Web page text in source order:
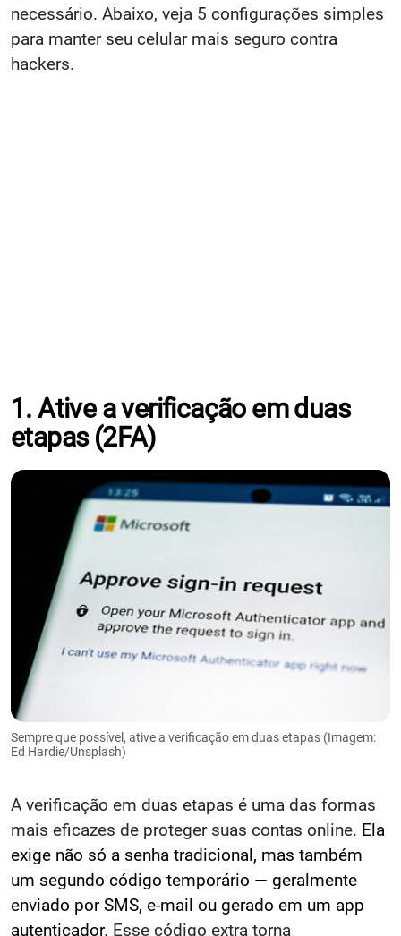
necessário. Abaixo, veja 5 configurações simples
para manter seu celular mais seguro contra
hackers.
1. Ative a verificação em duas
etapas (2FA)
Sempre que possível, ative a verificação em duas etapas (Imagem:
Ed Hardie/Unsplash)
A verificação em duas etapas é uma das formas
mais eficazes de proteger suas contas online. Ela
exige não só a senha tradicional, mas também
um segundo código temporário — geralmente
enviado por SMS, e-mail ou gerado em um app
autenticador. Esse código extra torna